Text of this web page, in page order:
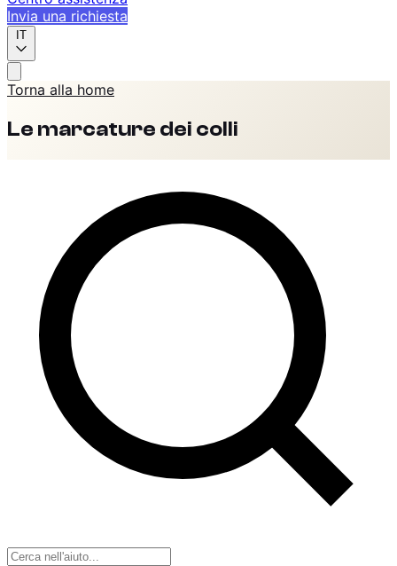
Invia una richiesta
IT
Torna alla home
Le marcature dei colli